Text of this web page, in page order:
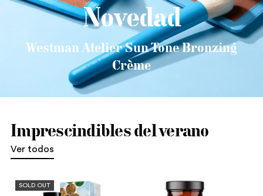
Novedad
Westman Atelier Sun Tone Bronzing
Crème
Imprescindibles del verano
Ver todos
SOLD OUT